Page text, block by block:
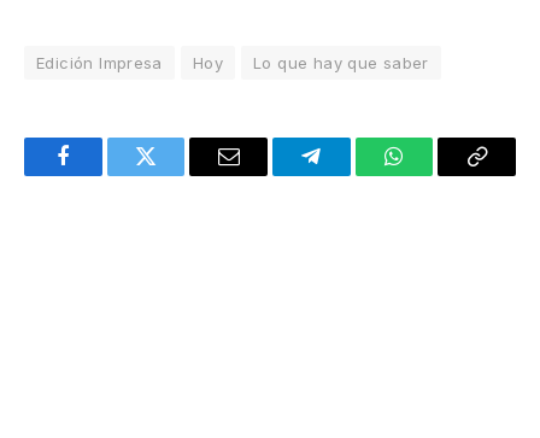
Edición Impresa Hoy Lo que hay que saber
FacebookTwitter Email TelegramWhatsAppCopy